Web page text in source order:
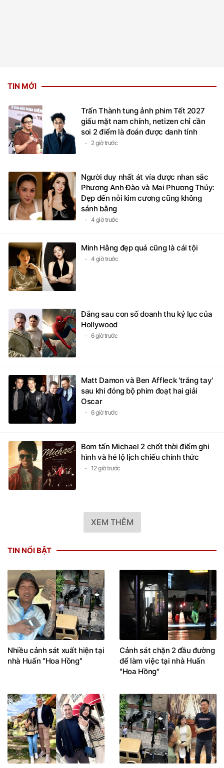
TIN MỚI
Trấn Thành tung ảnh phim Tết 2027
giấu mặt nam chính, netizen chỉ cần
soi 2 điểm là đoán được danh tính
2 giờ trước
Người duy nhất át vía được nhan sắc
Phương Anh Đào và Mai Phương Thúy:
Đẹp đến nỗi kim cương cũng không
sánh bằng
4 giờ trước
Minh Hằng đẹp quá cũng là cái tội
4 giờ trước
Đằng sau con số doanh thu kỷ lục của
Hollywood
6 giờ trước
Matt Damon và Ben Affleck 'trắng tay'
sau khi đóng bộ phim đoạt hai giải
Oscar
6 giờ trước
Bom tấn Michael 2 chốt thời điểm ghi
hình và hé lộ lịch chiếu chính thức
12 giờ trước
XEM THÊM
TIN NỔI BẬT
Nhiều cảnh sát xuất hiện tại
nhà Huấn "Hoa Hồng"
Cảnh sát chặn 2 đầu đường
để làm việc tại nhà Huấn
"Hoa Hồng"